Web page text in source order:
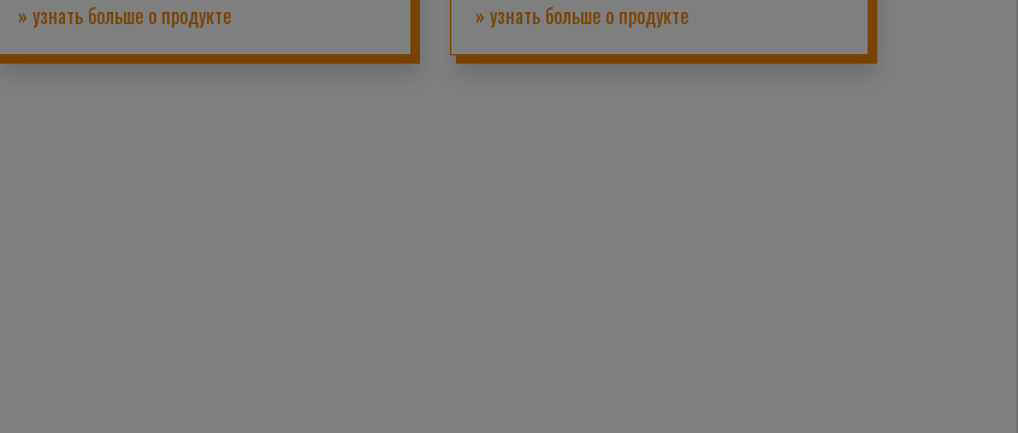
» узнать больше о продукте » узнать больше о продукте